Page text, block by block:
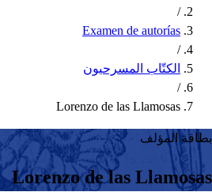
/
Examen de autorías
/
الكتّاب المسرحيون
/
Lorenzo de las Llamosas
بطاقة المؤلف
Lorenzo de las Llamosas